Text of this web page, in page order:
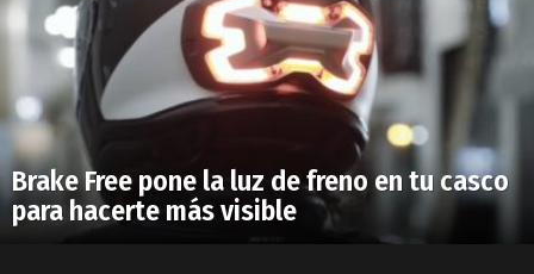
Brake Free pone la luz de freno en tu casco
para hacerte más visible